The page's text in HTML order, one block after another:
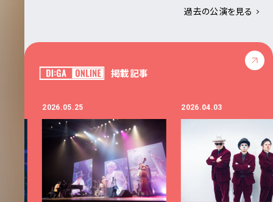
過去の公演を見る
掲載記事
2026.05.25 2026.04.03